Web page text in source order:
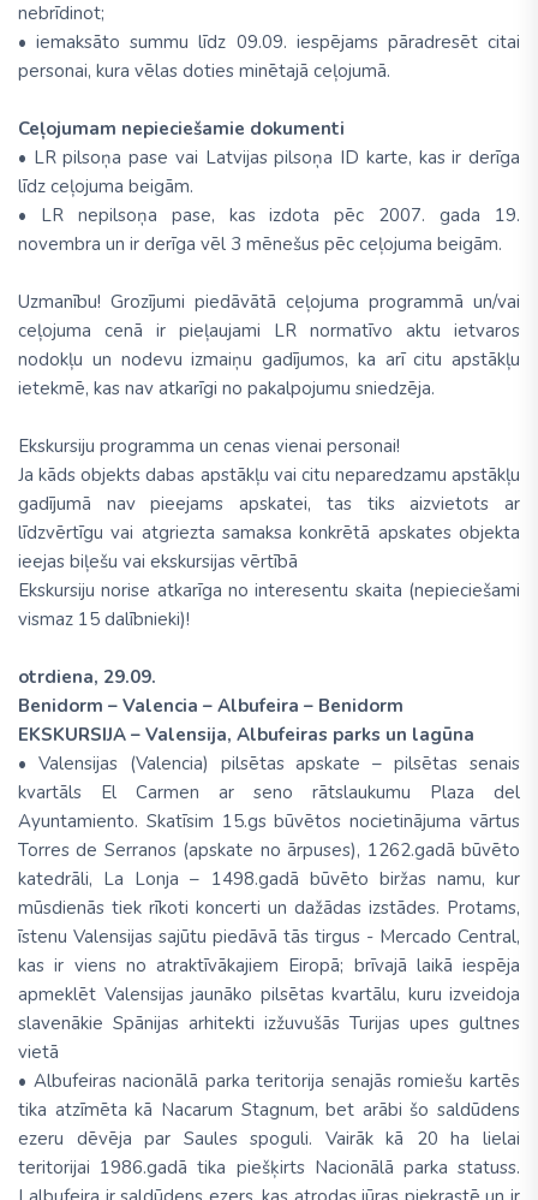
nebrīdinot;
• iemaksāto summu līdz 09.09. iespējams pāradresēt citai
personai, kura vēlas doties minētajā ceļojumā.
Ceļojumam nepieciešamie dokumenti
• LR pilsoņa pase vai Latvijas pilsoņa ID karte, kas ir derīga
līdz ceļojuma beigām.
• LR nepilsoņa pase, kas izdota pēc 2007. gada 19.
novembra un ir derīga vēl 3 mēnešus pēc ceļojuma beigām.
Uzmanību! Grozījumi piedāvātā ceļojuma programmā un/vai
ceļojuma cenā ir pieļaujami LR normatīvo aktu ietvaros
nodokļu un nodevu izmaiņu gadījumos, ka arī citu apstākļu
ietekmē, kas nav atkarīgi no pakalpojumu sniedzēja.
Ekskursiju programma un cenas vienai personai!
Ja kāds objekts dabas apstākļu vai citu neparedzamu apstākļu
gadījumā nav pieejams apskatei, tas tiks aizvietots ar
līdzvērtīgu vai atgriezta samaksa konkrētā apskates objekta
ieejas biļešu vai ekskursijas vērtībā
Ekskursiju norise atkarīga no interesentu skaita (nepieciešami
vismaz 15 dalībnieki)!
otrdiena, 29.09.
Benidorm – Valencia – Albufeira – Benidorm
EKSKURSIJA – Valensija, Albufeiras parks un lagūna
• Valensijas (Valencia) pilsētas apskate – pilsētas senais
kvartāls El Carmen ar seno rātslaukumu Plaza del
Ayuntamiento. Skatīsim 15.gs būvētos nocietinājuma vārtus
Torres de Serranos (apskate no ārpuses), 1262.gadā būvēto
katedrāli, La Lonja – 1498.gadā būvēto biržas namu, kur
mūsdienās tiek rīkoti koncerti un dažādas izstādes. Protams,
īstenu Valensijas sajūtu piedāvā tās tirgus - Mercado Central,
kas ir viens no atraktīvākajiem Eiropā; brīvajā laikā iespēja
apmeklēt Valensijas jaunāko pilsētas kvartālu, kuru izveidoja
slavenākie Spānijas arhitekti izžuvušās Turijas upes gultnes
vietā
• Albufeiras nacionālā parka teritorija senajās romiešu kartēs
tika atzīmēta kā Nacarum Stagnum, bet arābi šo saldūdens
ezeru dēvēja par Saules spoguli. Vairāk kā 20 ha lielai
teritorijai 1986.gadā tika piešķirts Nacionālā parka statuss.